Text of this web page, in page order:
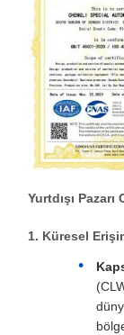
Yurtdışı
1. Küresel